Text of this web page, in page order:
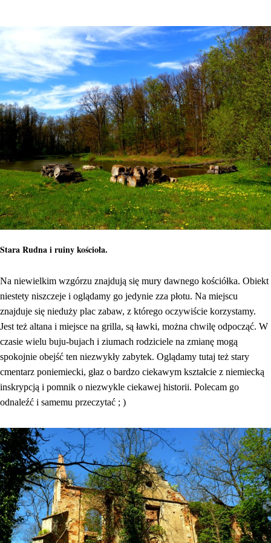
Stara Rudna i ruiny kościoła.
Na niewielkim wzgórzu znajdują się mury dawnego kościółka. Obiekt
niestety niszczeje i oglądamy go jedynie zza płotu. Na miejscu
znajduje się nieduży plac zabaw, z którego oczywiście korzystamy.
Jest też altana i miejsce na grilla, są ławki, można chwilę odpocząć. W
czasie wielu buju-bujach i ziumach rodziciele na zmianę mogą
spokojnie obejść ten niezwykły zabytek. Oglądamy tutaj też stary
cmentarz poniemiecki, głaz o bardzo ciekawym kształcie z niemiecką
inskrypcją i pomnik o niezwykle ciekawej historii. Polecam go
odnaleźć i samemu przeczytać ; )